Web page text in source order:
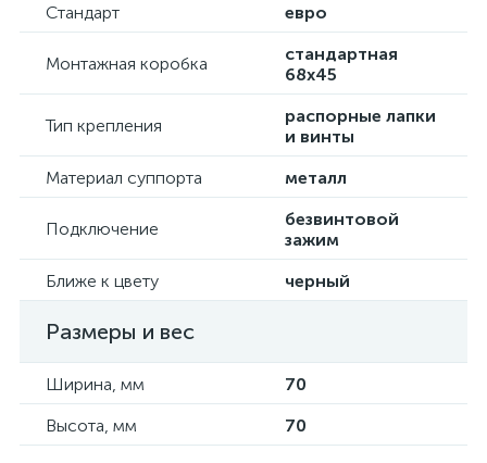
Стандарт
евро
Монтажная коробка
стандартная
68х45
Тип крепления
распорные лапки
и винты
Материал суппорта
металл
Подключение
безвинтовой
зажим
Ближе к цвету
черный
Размеры и вес
Ширина, мм
70
Высота, мм
70